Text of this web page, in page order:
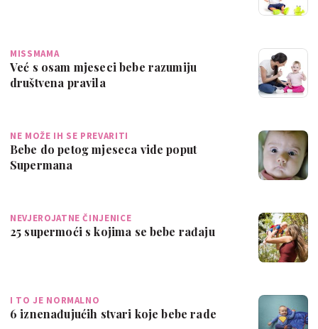
MISSMAMA
Već s osam mjeseci bebe razumiju
društvena pravila
NE MOŽE IH SE PREVARITI
Bebe do petog mjeseca vide poput
Supermana
NEVJEROJATNE ČINJENICE
25 supermoći s kojima se bebe rađaju
I TO JE NORMALNO
6 iznenađujućih stvari koje bebe rade